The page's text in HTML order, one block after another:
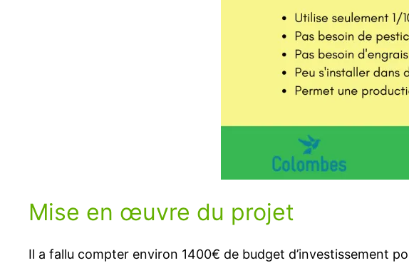
Mise en œuvre du projet
Il a fallu compter environ 1400€ de budget d’investissement